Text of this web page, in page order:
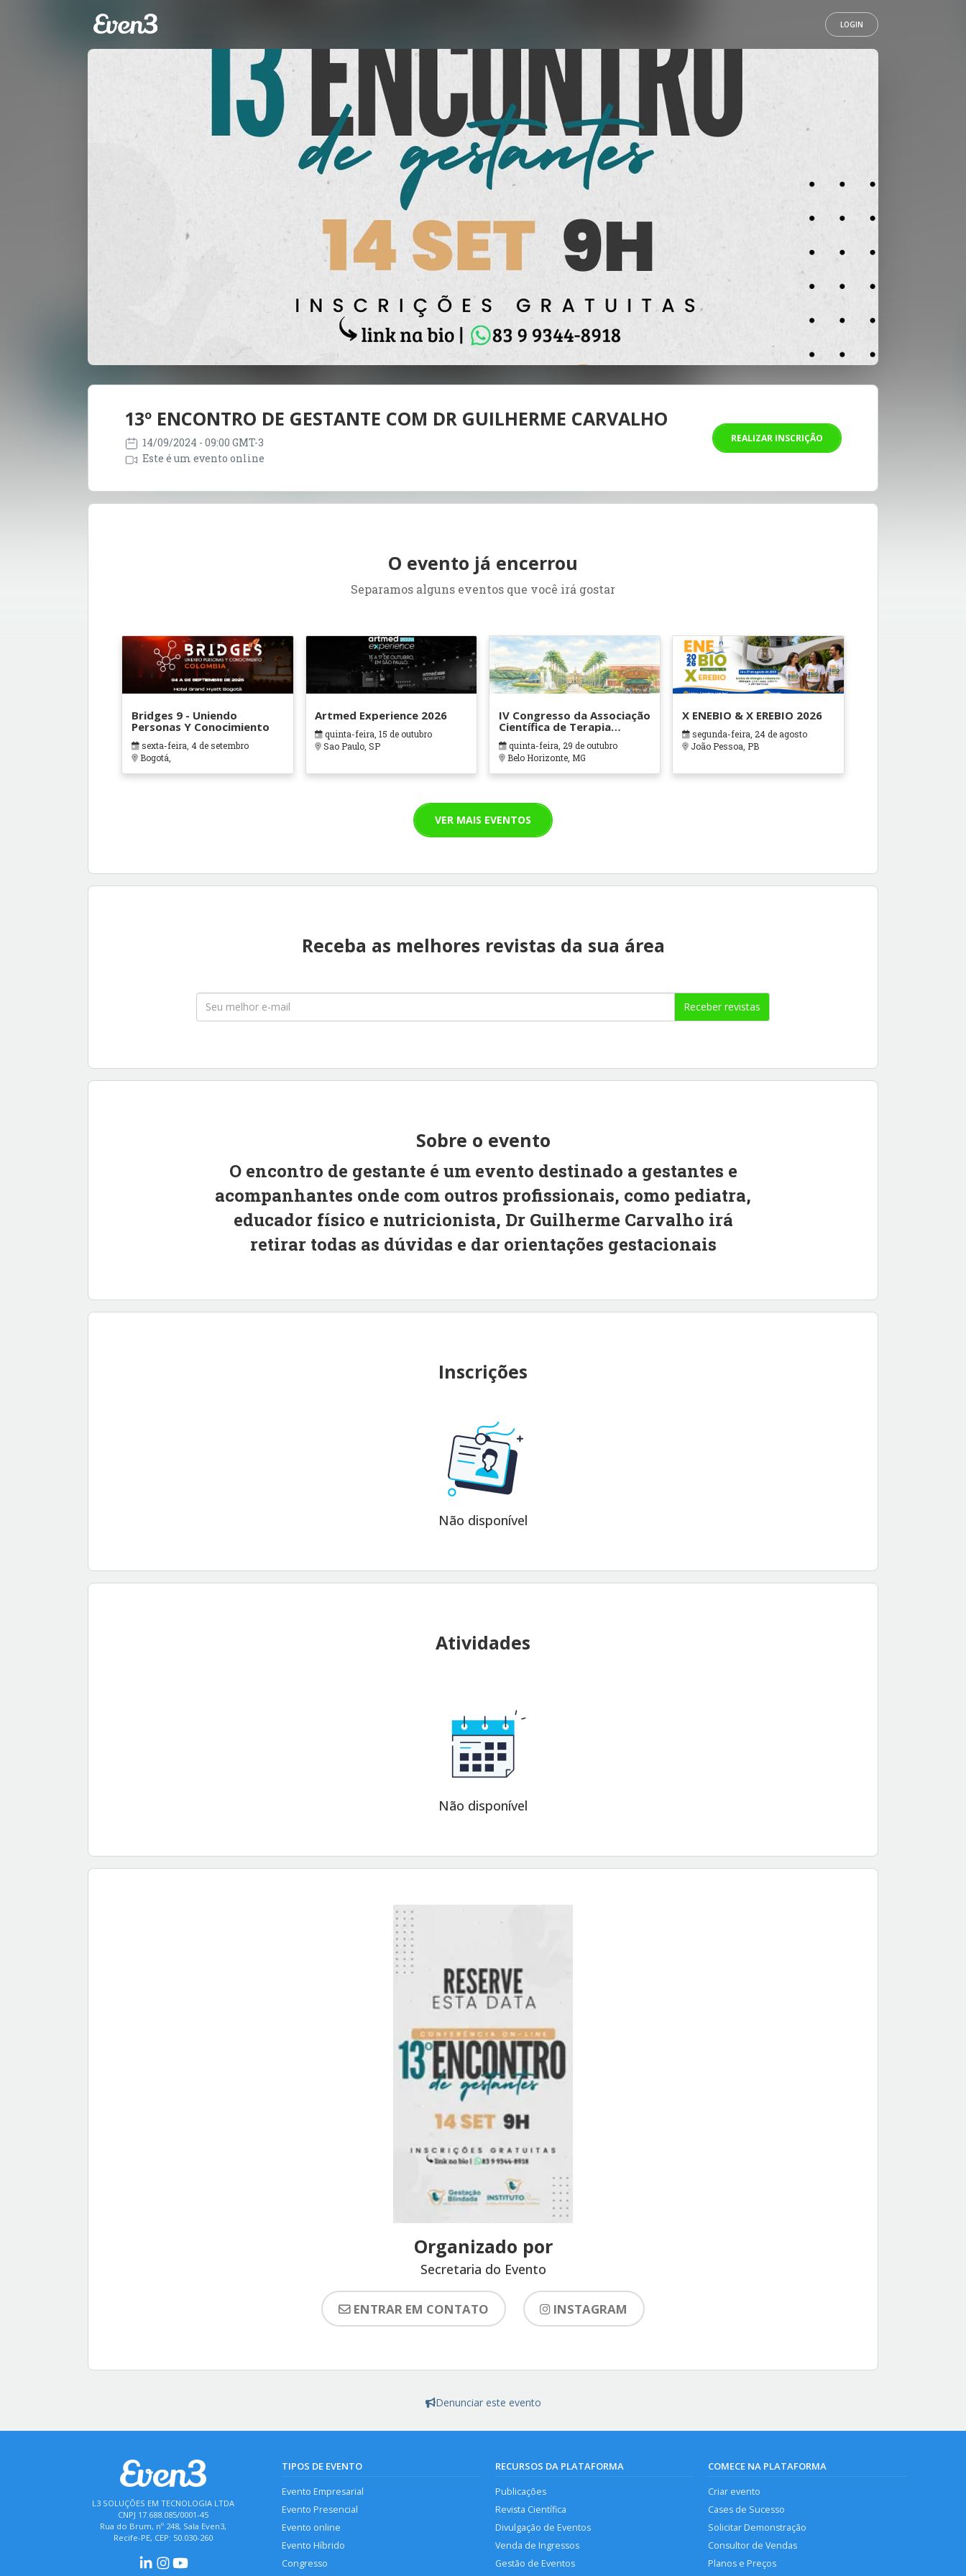
LOGIN
13º ENCONTRO DE GESTANTE COM DR GUILHERME CARVALHO
14/09/2024 - 09:00 GMT-3
Este é um evento online
REALIZAR INSCRIÇÃO
O evento já encerrou
Separamos alguns eventos que você irá gostar
Bridges 9 - Uniendo
Personas Y Conocimiento
sexta-feira, 4 de setembro
Bogotá,
Artmed Experience 2026
quinta-feira, 15 de outubro
Sao Paulo, SP
IV Congresso da Associação
Científica de Terapia
Ocupacional em Contextos
Hospitalares e Cuidados
Paliativos - ATOHOSP
quinta-feira, 29 de outubro
Belo Horizonte, MG
X ENEBIO & X EREBIO 2026
segunda-feira, 24 de agosto
João Pessoa, PB
VER MAIS EVENTOS
Receba as melhores revistas da sua área
Receber revistas
Sobre o evento
O encontro de gestante é um evento destinado a gestantes e
acompanhantes onde com outros profissionais, como pediatra,
educador físico e nutricionista, Dr Guilherme Carvalho irá
retirar todas as dúvidas e dar orientações gestacionais
Inscrições
Não disponível
Atividades
Não disponível
Organizado por
Secretaria do Evento
ENTRAR EM CONTATO INSTAGRAM
Denunciar este evento
L3 SOLUÇÕES EM TECNOLOGIA LTDA
CNPJ 17.688.085/0001-45
Rua do Brum, nº 248, Sala Even3,
Recife-PE, CEP: 50.030-260
TIPOS DE EVENTO
Evento Empresarial
Evento Presencial
Evento online
Evento Híbrido
Congresso
RECURSOS DA PLATAFORMA
Publicações
Revista Científica
Divulgação de Eventos
Venda de Ingressos
Gestão de Eventos
COMECE NA PLATAFORMA
Criar evento
Cases de Sucesso
Solicitar Demonstração
Consultor de Vendas
Planos e Preços